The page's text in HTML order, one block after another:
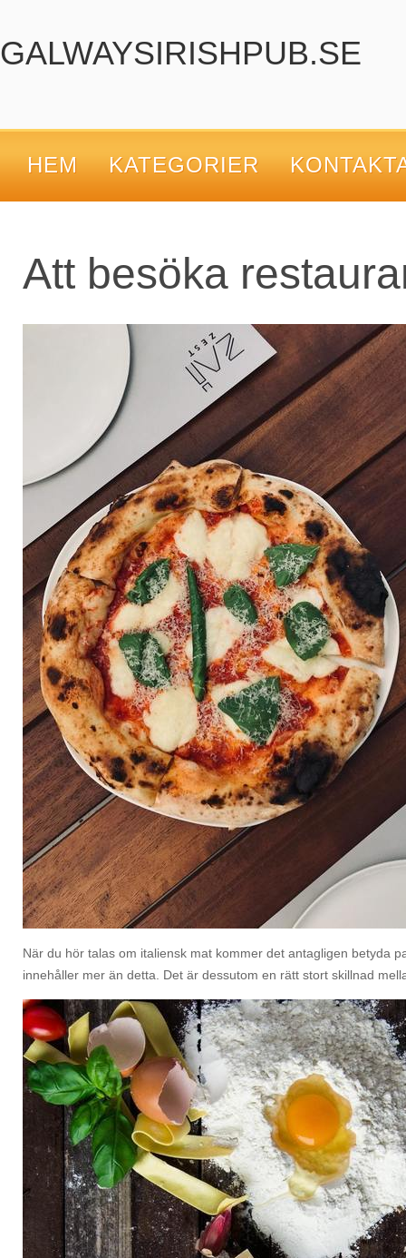
GALWAYSIRISHPUB.SE
HEM KATEGORIER
Att besöka
När du hör talas om italiensk mat kommer det antagligen betyda
innehåller mer än detta. Det är dessutom en rätt stort skillnad